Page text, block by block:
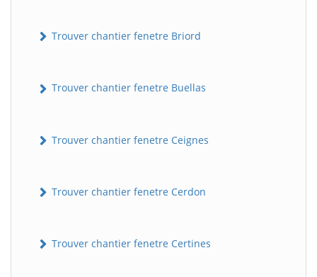
Trouver chantier fenetre Briord
Trouver chantier fenetre Buellas
Trouver chantier fenetre Ceignes
Trouver chantier fenetre Cerdon
Trouver chantier fenetre Certines